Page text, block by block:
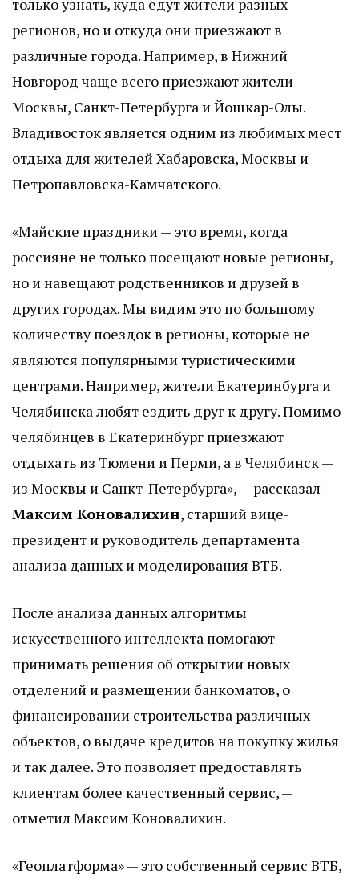
только узнать, куда едут жители разных
регионов, но и откуда они приезжают в
различные города. Например, в Нижний
Новгород чаще всего приезжают жители
Москвы, Санкт-Петербурга и Йошкар-Олы.
Владивосток является одним из любимых мест
отдыха для жителей Хабаровска, Москвы и
Петропавловска-Камчатского.
«Майские праздники — это время, когда
россияне не только посещают новые регионы,
но и навещают родственников и друзей в
других городах. Мы видим это по большому
количеству поездок в регионы, которые не
являются популярными туристическими
центрами. Например, жители Екатеринбурга и
Челябинска любят ездить друг к другу. Помимо
челябинцев в Екатеринбург приезжают
отдыхать из Тюмени и Перми, а в Челябинск —
из Москвы и Санкт-Петербурга», — рассказал
Максим Коновалихин, старший вице-
президент и руководитель департамента
анализа данных и моделирования ВТБ.
После анализа данных алгоритмы
искусственного интеллекта помогают
принимать решения об открытии новых
отделений и размещении банкоматов, о
финансировании строительства различных
объектов, о выдаче кредитов на покупку жилья
и так далее. Это позволяет предоставлять
клиентам более качественный сервис, —
отметил Максим Коновалихин.
«Геоплатформа» — это собственный сервис ВТБ,